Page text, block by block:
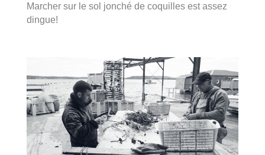
Marcher sur le sol jonché de coquilles est assez
dingue!